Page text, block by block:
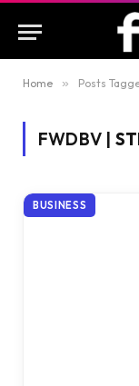
Home » Posts
FWDBV |
BUSINESS